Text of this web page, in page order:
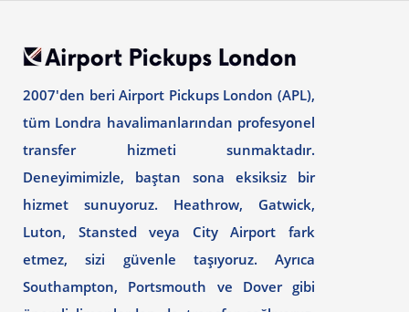
2007'den beri Airport Pickups London (APL),
tüm Londra havalimanlarından profesyonel
transfer hizmeti sunmaktadır.
Deneyimimizle, baştan sona eksiksiz bir
hizmet sunuyoruz. Heathrow, Gatwick,
Luton, Stansted veya City Airport fark
etmez, sizi güvenle taşıyoruz. Ayrıca
Southampton, Portsmouth ve Dover gibi